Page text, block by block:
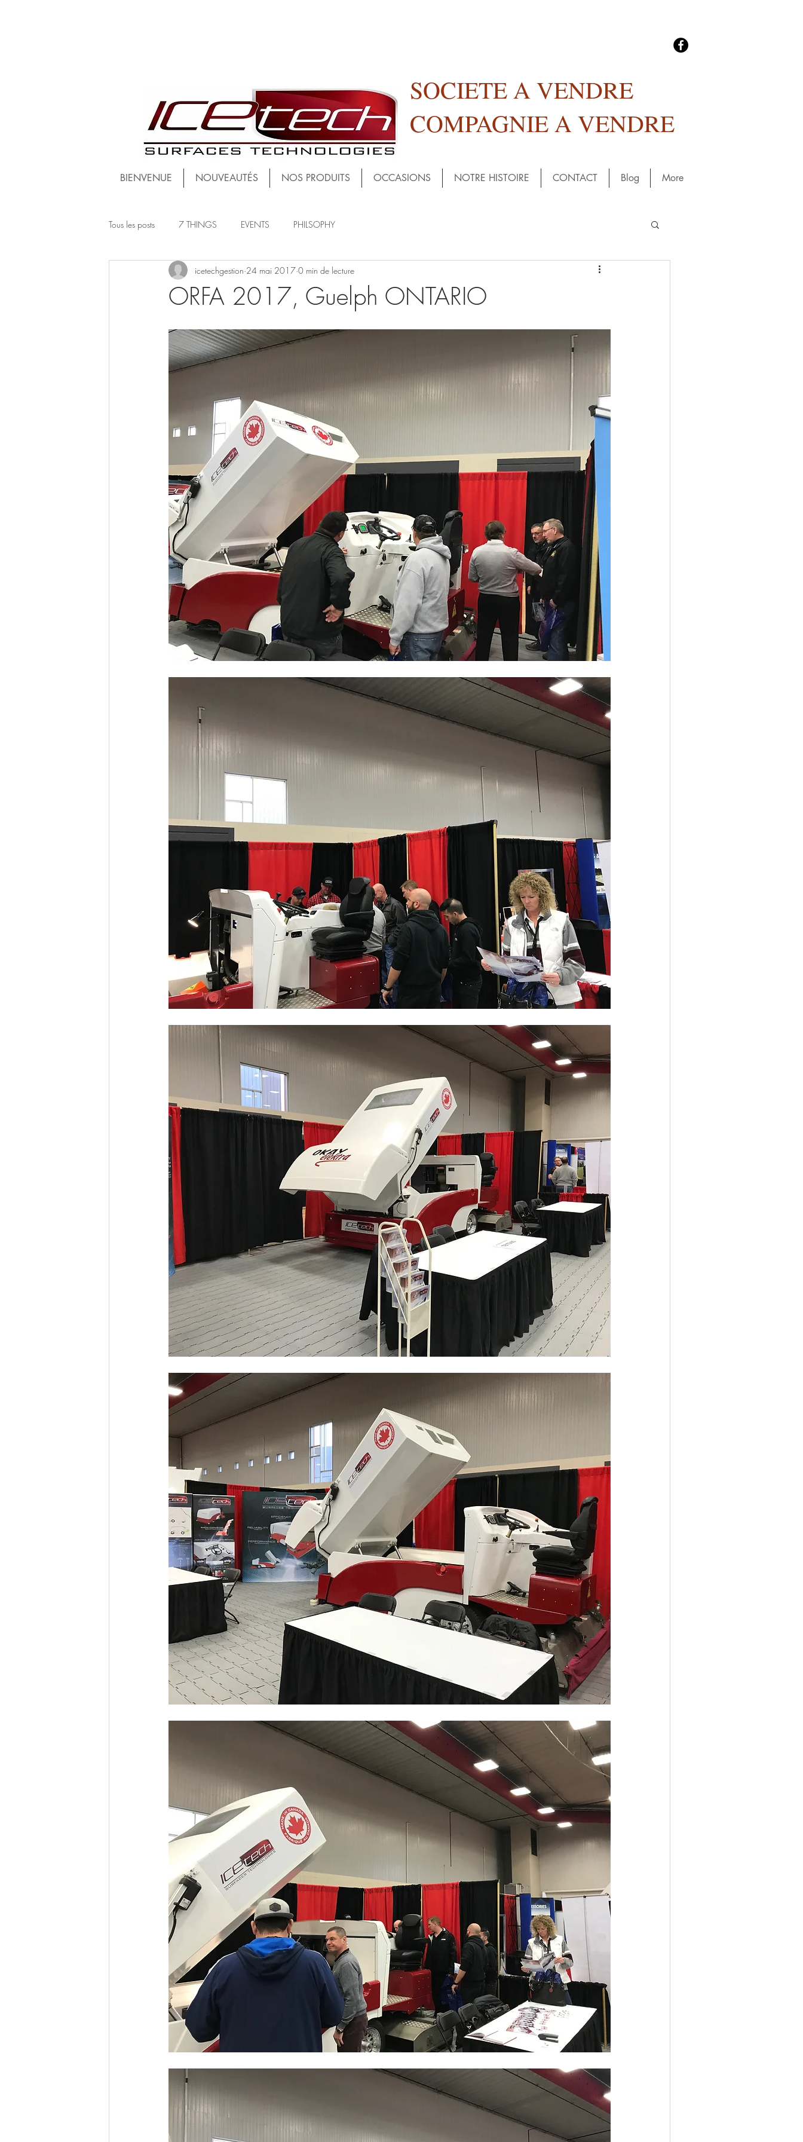
SOCIETE A VENDRE
COMPAGNIE A VENDRE
Tous les posts 7 THINGS EVENTS PHILSOPHY
ORFA 2017, Guelph ONTARIO
icetechgestion 24 mai 2017 0 min de lecture
BIENVENUE NOUVEAUTÉS NOS PRODUITS OCCASIONS NOTRE HISTOIRE CONTACT Blog More